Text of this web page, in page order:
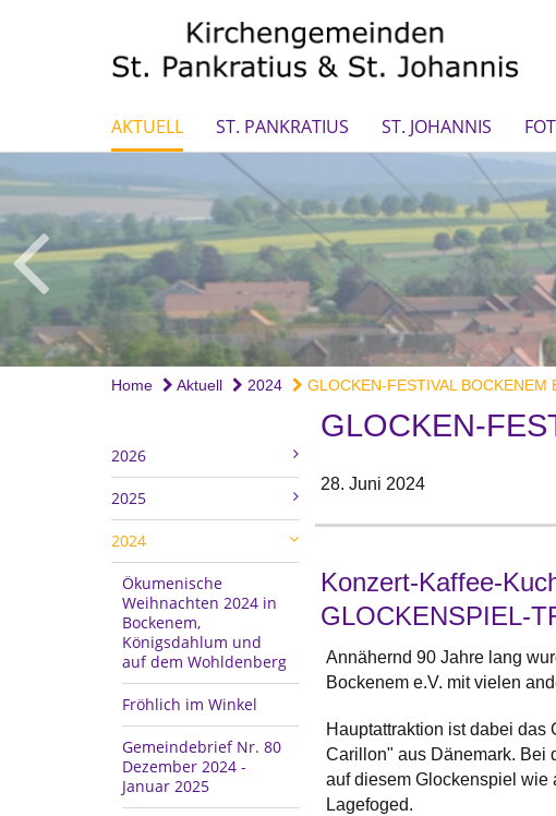
AKTUELL ST. PANKRATIUS ST. JOHANNIS
Home Aktuell 2024 GLOCKEN-FESTIVAL BOCKENEM
2026
2025
2024
Ökumenische
Weihnachten 2024 in
Bockenem,
Königsdahlum und
auf dem Wohldenberg
Fröhlich im Winkel
Gemeindebrief Nr. 80
Dezember 2024 -
Januar 2025
GLOCKEN-
28. Juni 2024
Konzert-Kaffee-
GLOCKENSPIEL-
Annähernd 90 Jahre lang
Bockenem e.V. mit vielen
Hauptattraktion ist dabei das
Carillon" aus Dänemark. Bei
auf diesem Glockenspiel wie
Lagefoged.